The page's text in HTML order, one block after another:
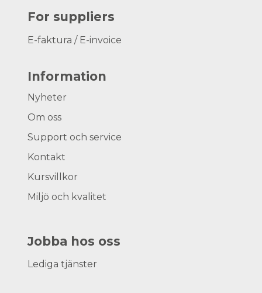
For suppliers
E-faktura / E-invoice
Information
Nyheter
Om oss
Support och service
Kontakt
Kursvillkor
Miljö och kvalitet
Jobba hos oss
Lediga tjänster